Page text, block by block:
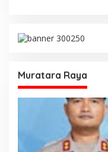
Muratara Raya